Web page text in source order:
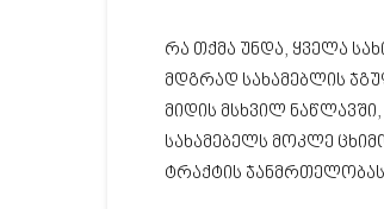
რა თქმა უნდა, ყველა
მდგრად სახამებლის
მიდის მსხვილ
სახამებელს მოკლე
ტრაქტის